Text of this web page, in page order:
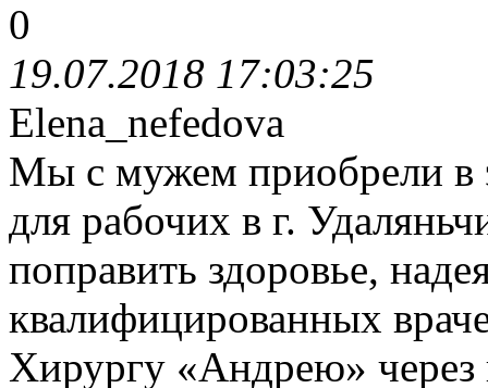
0
19.07.2018 17:03:25
Elena_nefedova
Мы с мужем приобрели в
для рабочих в г.
поправить здоровье,
квалифицированных
Хирургу «Андрею»